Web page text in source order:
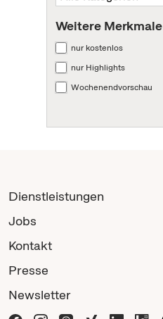
Weitere Merkmale
nur kostenlos
nur Highlights
Wochenendvorschau
Dienstleistungen
Jobs
Kontakt
Presse
Newsletter